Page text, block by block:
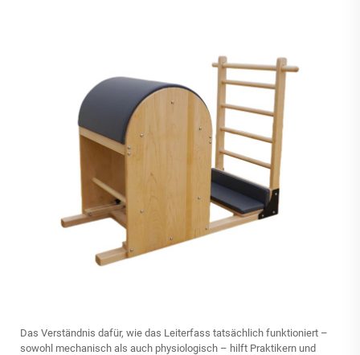
Das Verständnis dafür, wie das Leiterfass tatsächlich funktioniert –
sowohl mechanisch als auch physiologisch – hilft Praktikern und